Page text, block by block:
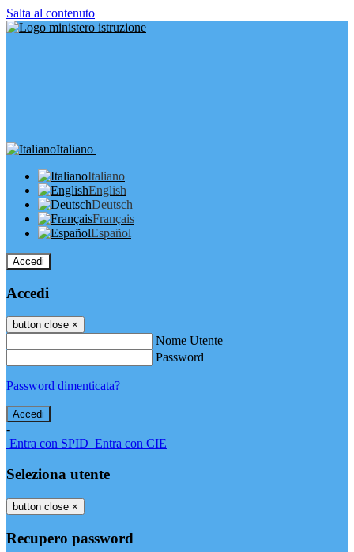
Salta al contenuto
Italiano
Italiano
English
Deutsch
Français
Español
Accedi
Accedi
button close ×
Nome Utente
Password
Password dimenticata?
-
Entra con SPID Entra con CIE
Seleziona utente
button close ×
Recupero password